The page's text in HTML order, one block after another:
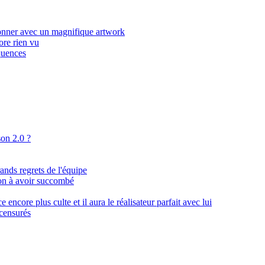
avec un magnifique artwork
rien vu
2.0 ?
regrets de l'équipe
à avoir succombé
encore plus culte et il aura le réalisateur parfait avec lui